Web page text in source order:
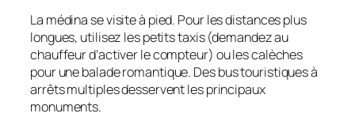
La médina se visite à pied. Pour les distances plus
longues, utilisez les petits taxis (demandez au
chauffeur d’activer le compteur) ou les calèches
pour une balade romantique. Des bus touristiques à
arrêts multiples desservent les principaux
monuments.